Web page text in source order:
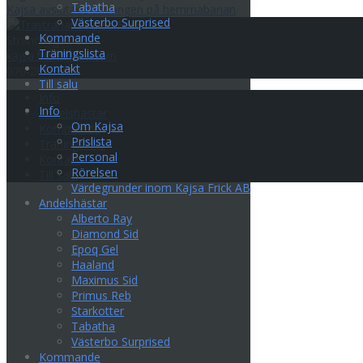
Tabatha
Västerbo Surprised
Kommande
Träningslista
Kontakt
Till salu
Info
Om Kajsa
Prislista
Personal
Rörelsen
Värdegrunder inom Kajsa Frick AB
Andelshästar
Alberto Ray
Diamond Sid
Epoq Gel
Haaland
Maximus Sid
Primus Reb
Starkotter
Tabatha
Västerbo Surprised
Kommande
Kajsa avslutade säsongen på hemmabanan
Strandvägen 35
kajsa.frick@telia.com
070-285 33 31
Andelshästar
Kommande
Träningslista
Kontakt
Till salu